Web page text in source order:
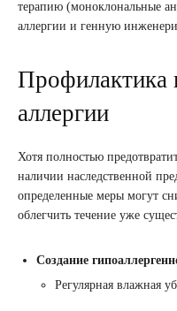
терапию (моноклональные
аллергии и генную
Профилактика
аллергии
Хотя полностью
наличии наследственной
определенные меры могут
облегчить течение уже
Создание
Регулярная влажная